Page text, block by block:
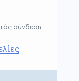
σύνδεση